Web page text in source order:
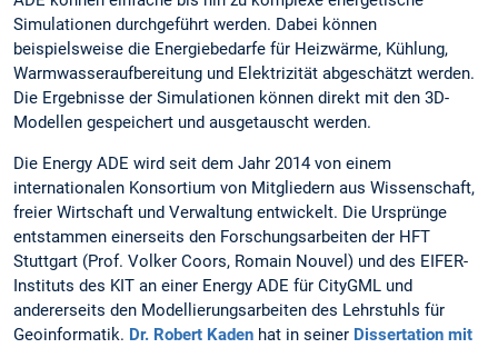
Simulationen durchgeführt werden. Dabei können
beispielsweise die Energiebedarfe für Heizwärme, Kühlung,
Warmwasseraufbereitung und Elektrizität abgeschätzt werden.
Die Ergebnisse der Simulationen können direkt mit den 3D-
Modellen gespeichert und ausgetauscht werden.
Die Energy ADE wird seit dem Jahr 2014 von einem
internationalen Konsortium von Mitgliedern aus Wissenschaft,
freier Wirtschaft und Verwaltung entwickelt. Die Ursprünge
entstammen einerseits den Forschungsarbeiten der HFT
Stuttgart (Prof. Volker Coors, Romain Nouvel) und des EIFER-
Instituts des KIT an einer Energy ADE für CityGML und
andererseits den Modellierungsarbeiten des Lehrstuhls für
Geoinformatik. Dr. Robert Kaden hat in seiner Dissertation mit